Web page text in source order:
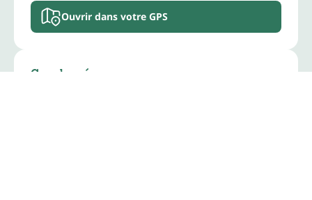
Ouvrir dans votre GPS
Coordonnées